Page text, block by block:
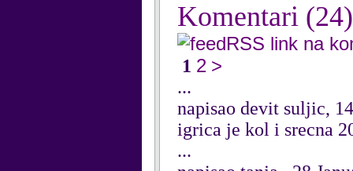
Komentari (24)
RSS link na
1 2 >
...
napisao devit suljic,
igrica je kol i srecna
...